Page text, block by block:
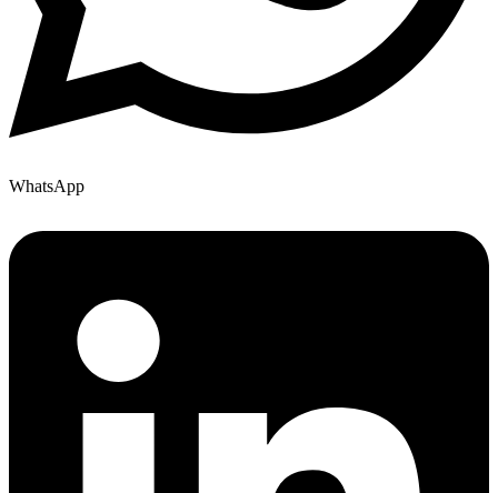
WhatsApp